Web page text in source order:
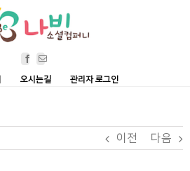
Facebook
오시는길 관리자 로그인
이전 다음